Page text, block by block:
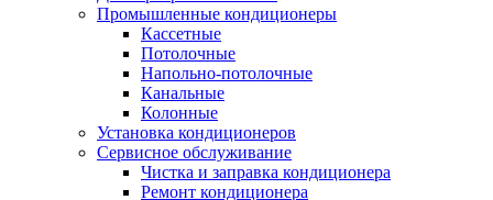
Промышленные кондиционеры
Кассетные
Потолочные
Напольно-потолочные
Канальные
Колонные
Установка кондиционеров
Сервисное обслуживание
Чистка и заправка кондиционера
Ремонт кондиционера